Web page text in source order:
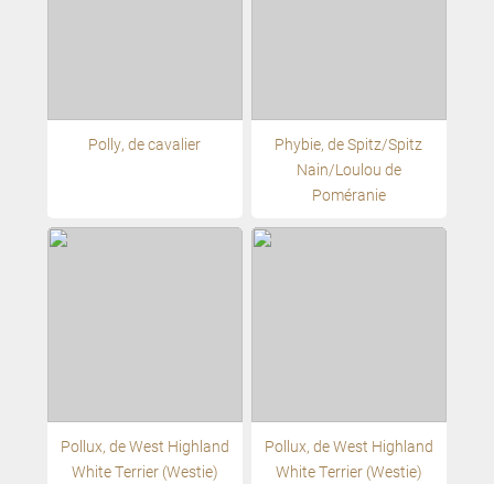
Polly, de cavalier
Phybie, de Spitz/Spitz
Nain/Loulou de
Poméranie
Pollux, de West Highland
White Terrier (Westie)
Pollux, de West Highland
White Terrier (Westie)